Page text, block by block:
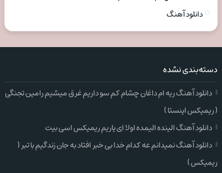
دانلود آهنگ
دسته‌بندی نشده
دانلود آهنگ ریه ام داغان چشام کم سو داریم غرق میشیم رامین تجنگی
( ریمیکس اینستا )
دانلود آهنگ الینده الیمده اولا ای یاریم ریمیکس اسی بیت
دانلود آهنگ نمیدانم عه کدام خدا بی خبر افتاد به جان زندگیم با تبر (
ریمیکس )